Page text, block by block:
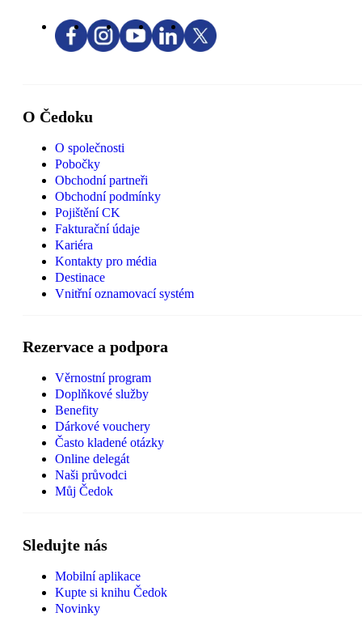
O Čedoku
O společnosti
Pobočky
Obchodní partneři
Obchodní podmínky
Pojištění CK
Fakturační údaje
Kariéra
Kontakty pro média
Destinace
Vnitřní oznamovací systém
Rezervace a podpora
Věrnostní program
Doplňkové služby
Benefity
Dárkové vouchery
Často kladené otázky
Online delegát
Naši průvodci
Můj Čedok
Sledujte nás
Mobilní aplikace
Kupte si knihu Čedok
Novinky